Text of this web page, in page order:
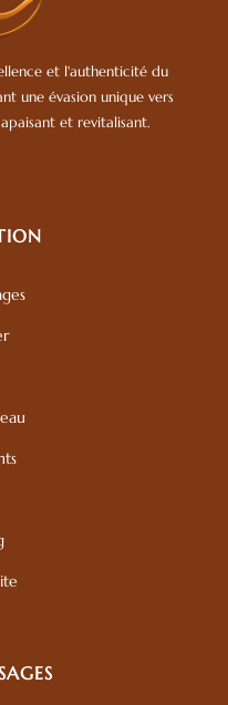
et l'authenticité du
une évasion unique vers
et revitalisant.